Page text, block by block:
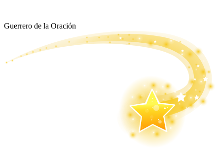
Guerrero de la Oración